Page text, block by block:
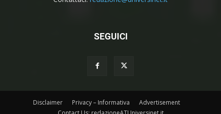
SEGUICI
Disclaimer Privacy – Informativa
Advertisement